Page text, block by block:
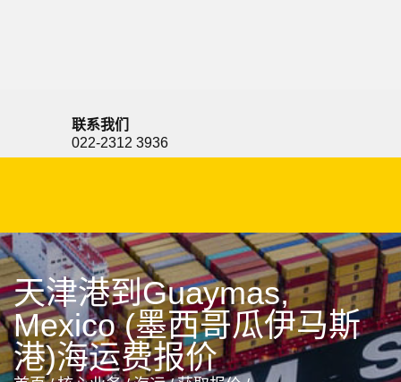
联系我们
022-2312 3936
天津港到Guaymas,
Mexico (墨西哥瓜伊马斯
港)海运费报价